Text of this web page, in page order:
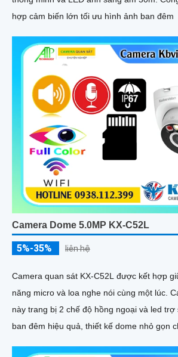
hợp cảm biến lớn tối ưu hình ảnh ban đêm
Camera Dome 5.0MP KX-C52L
5%-35% liên hệ
Camera quan sát KX-C52L được kết hợp
năng micro và loa nghe nói cùng một lúc. Camera IP không dây
này trang bị 2 chế độ hồng ngoại và led
ban đêm hiệu quả, thiết kế dome nhỏ gọn